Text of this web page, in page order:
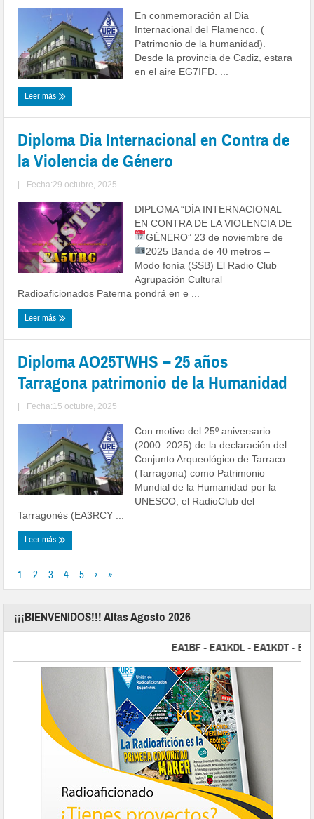
En conmemoraciôn al Dia
Internacional del Flamenco. (
Patrimonio de la humanidad).
Desde la provincia de Cadiz, estara
en el aire EG7IFD. ...
Leer más
Diploma Dia Internacional en Contra de
la Violencia de Género
| Fecha:29 octubre, 2025
DIPLOMA “DÍA INTERNACIONAL
EN CONTRA DE LA VIOLENCIA DE
GÉNERO” 23 de noviembre de
2025 Banda de 40 metros –
Modo fonía (SSB) El Radio Club
Agrupación Cultural
Radioaficionados Paterna pondrá en e ...
Leer más
Diploma AO25TWHS – 25 años
Tarragona patrimonio de la Humanidad
| Fecha:15 octubre, 2025
Con motivo del 25º aniversario
(2000–2025) de la declaración del
Conjunto Arqueológico de Tarraco
(Tarragona) como Patrimonio
Mundial de la Humanidad por la
UNESCO, el RadioClub del
Tarragonès (EA3RCY ...
Leer más
1 2 3 4 5 › »
¡¡¡BIENVENIDOS!!! Altas Agosto 2026
EA1BF - EA1KDL - EA1KDT -